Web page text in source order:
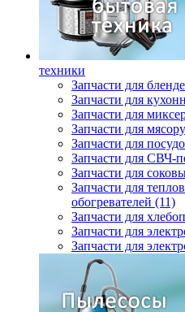
техники
Запчасти для
Запчасти для
Запчасти для
Запчасти для
Запчасти для
Запчасти для СВЧ-
Запчасти для
Запчасти для
обогревателей (11)
Запчасти для
Запчасти для
Запчасти для